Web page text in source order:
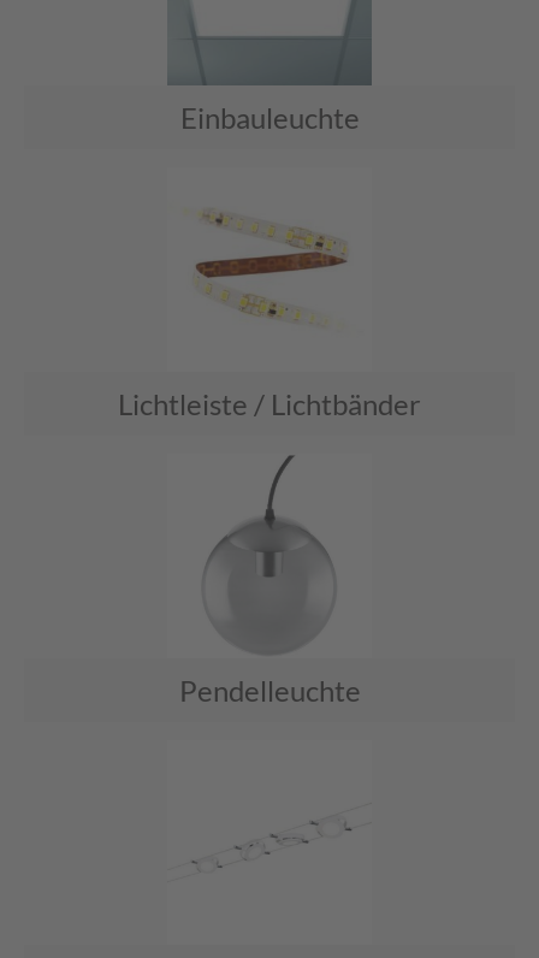
Einbauleuchte
Lichtleiste / Lichtbänder
Pendelleuchte